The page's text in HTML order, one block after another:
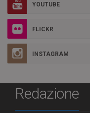
YOUTUBE
FLICKR
INSTAGRAM
Redazione